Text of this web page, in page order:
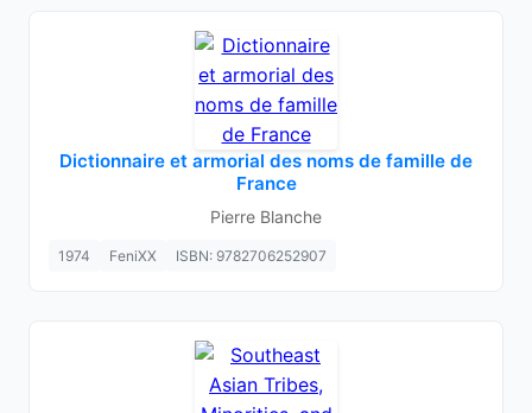
Dictionnaire et armorial des noms de famille de
France
Pierre Blanche
1974 FeniXX ISBN: 9782706252907